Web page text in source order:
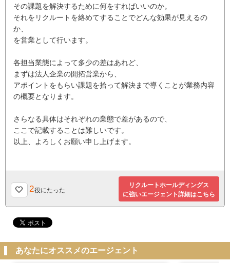
その課題を解決するために何をすればいいのか。
それをリクルートを絡めてすることでどんな効果が見えるの
か、
を営業として行います。
各担当業態によって多少の差はあれど、
まずは法人企業の開拓営業から、
アポイントをもらい課題を拾って解決まで導くことが業務内容
の概要となります。
さらなる具体はそれぞれの業態で差があるので、
ここで記載することは難しいです。
以上、よろしくお願い申し上げます。
2役にたった
リクルートホールディングス
に強いエージェント詳細はこちら
あなたにオススメのエージェント